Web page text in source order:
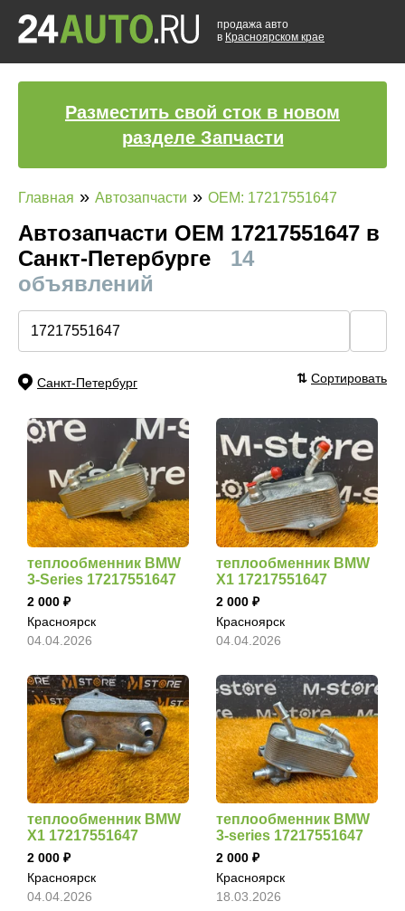
продажа авто
в Красноярском крае
Разместить свой сток в новом
разделе Запчасти
Главная » Автозапчасти » OEM: 17217551647
Автозапчасти ОЕМ 17217551647 в
Санкт-Петербурге
14
объявлений
Санкт-Петербург ⇅ Сортировать
теплообменник BMW
3-Series 17217551647
2 000
Красноярск
04.04.2026
теплообменник BMW
X1 17217551647
2 000
Красноярск
04.04.2026
теплообменник BMW
X1 17217551647
2 000
Красноярск
04.04.2026
теплообменник BMW
3-series 17217551647
2 000
Красноярск
18.03.2026